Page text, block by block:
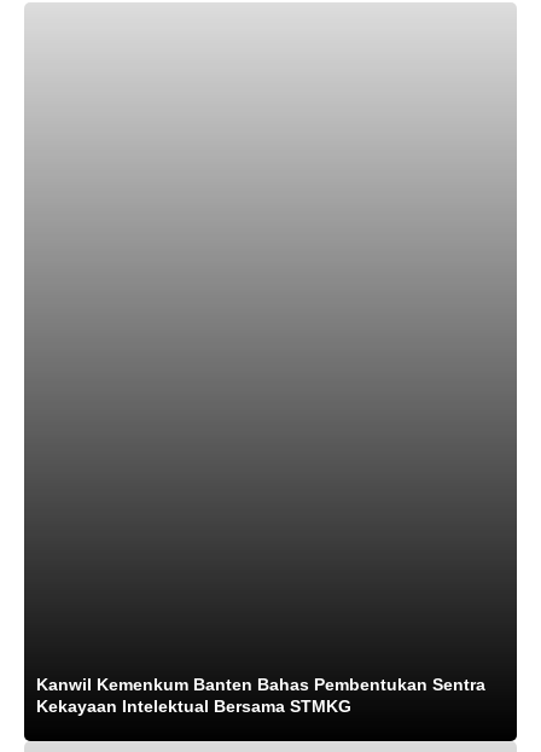
Kanwil Kemenkum Banten Bahas Pembentukan Sentra
Kekayaan Intelektual Bersama STMKG